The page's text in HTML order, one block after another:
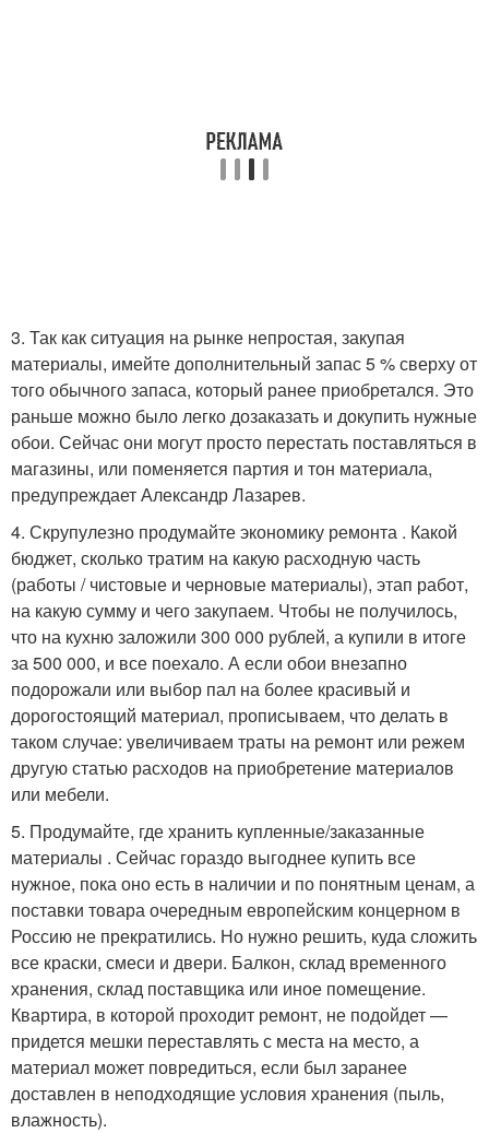
3. Так как ситуация на рынке непростая, закупая
материалы, имейте дополнительный запас 5 % сверху от
того обычного запаса, который ранее приобретался. Это
раньше можно было легко дозаказать и докупить нужные
обои. Сейчас они могут просто перестать поставляться в
магазины, или поменяется партия и тон материала,
предупреждает Александр Лазарев.
4. Скрупулезно продумайте экономику ремонта . Какой
бюджет, сколько тратим на какую расходную часть
(работы / чистовые и черновые материалы), этап работ,
на какую сумму и чего закупаем. Чтобы не получилось,
что на кухню заложили 300 000 рублей, а купили в итоге
за 500 000, и все поехало. А если обои внезапно
подорожали или выбор пал на более красивый и
дорогостоящий материал, прописываем, что делать в
таком случае: увеличиваем траты на ремонт или режем
другую статью расходов на приобретение материалов
или мебели.
5. Продумайте, где хранить купленные/заказанные
материалы . Сейчас гораздо выгоднее купить все
нужное, пока оно есть в наличии и по понятным ценам, а
поставки товара очередным европейским концерном в
Россию не прекратились. Но нужно решить, куда сложить
все краски, смеси и двери. Балкон, склад временного
хранения, склад поставщика или иное помещение.
Квартира, в которой проходит ремонт, не подойдет —
придется мешки переставлять с места на место, а
материал может повредиться, если был заранее
доставлен в неподходящие условия хранения (пыль,
влажность).